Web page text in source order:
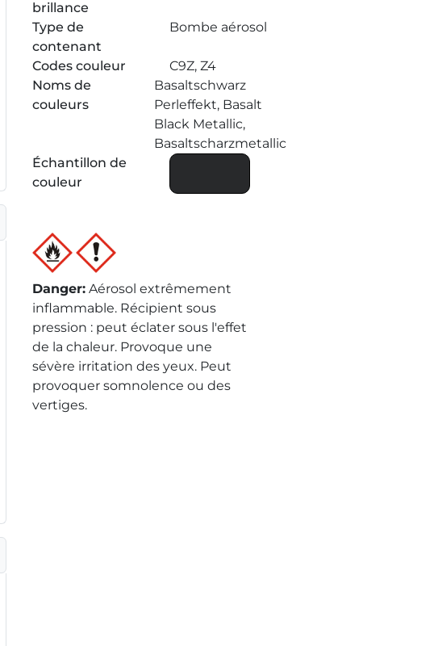
brillance
Type de
contenant
Bombe aérosol
Codes couleur
C9Z, Z4
Noms de
couleurs
Basaltschwarz
Perleffekt, Basalt
Black Metallic,
Basaltscharzmetallic
Échantillon de
couleur
Danger: Aérosol extrêmement
inflammable. Récipient sous
pression : peut éclater sous l'effet
de la chaleur. Provoque une
sévère irritation des yeux. Peut
provoquer somnolence ou des
vertiges.